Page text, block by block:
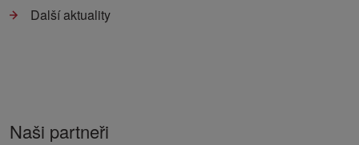
Další aktuality
Naši partneři